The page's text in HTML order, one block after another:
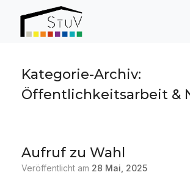
Kategorie-Archiv:
Öffentlichkeitsarbeit &
Aufruf zu Wahl
Veröffentlicht am 28 Mai, 2025